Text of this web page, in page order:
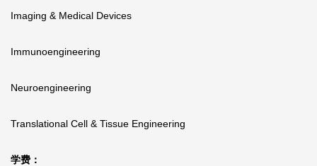
Imaging & Medical Devices
Immunoengineering
Neuroengineering
Translational Cell & Tissue Engineering
学费：